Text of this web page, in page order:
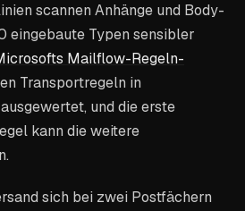
scannen Anhänge und Body-
eingebaute Typen sensibler
Mailflow-Regeln-
Transportregeln in
und die erste
kann die weitere
sich bei zwei Postfächern